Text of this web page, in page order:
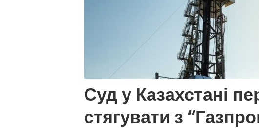
Суд у Казахстані
стягувати з